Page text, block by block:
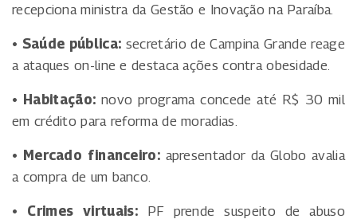
recepciona ministra da Gestão e Inovação na Paraíba.
• Saúde pública: secretário de Campina Grande reage
a ataques on-line e destaca ações contra obesidade.
• Habitação: novo programa concede até R$ 30 mil
em crédito para reforma de moradias.
• Mercado financeiro:apresentador da Globo avalia
a compra de um banco.
• Crimes virtuais:PF prende suspeito de abuso